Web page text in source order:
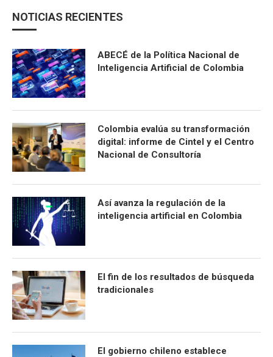
NOTICIAS RECIENTES
ABECÉ de la Política Nacional de
Inteligencia Artificial de Colombia
Colombia evalúa su transformación
digital: informe de Cintel y el Centro
Nacional de Consultoría
Así avanza la regulación de la
inteligencia artificial en Colombia
El fin de los resultados de búsqueda
tradicionales
El gobierno chileno establece